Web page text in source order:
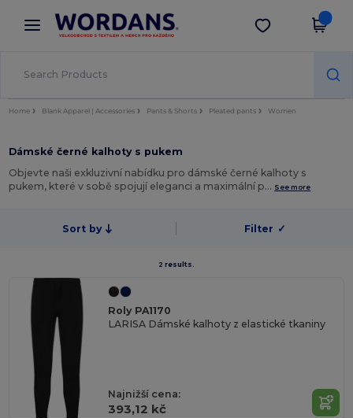
× Aplikace Wordans
Lepší ceny v aplikaci!
Stáhnout app
Home Blank Apparel | Accessories Pants & Shorts Pleated pants Women
Dámské černé kalhoty s pukem
Objevte naši exkluzivní nabídku pro dámské černé kalhoty s
pukem, které v sobě spojují eleganci a maximální p… See more
Sort by Filter ✓
2 results.
Roly PA1170
LARISA Dámské kalhoty z elastické tkaniny
Najnižší cena:
393,12 kč